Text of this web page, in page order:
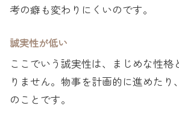
考の癖も変わりにくいのです。
誠実性が低い
ここでいう誠実性は、まじめな性格
りません。物事を計画的に進めたり
のことです。